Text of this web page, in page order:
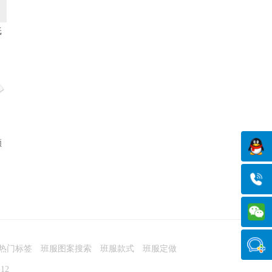
门标签 班服图案搜索 班服款式 班服定做